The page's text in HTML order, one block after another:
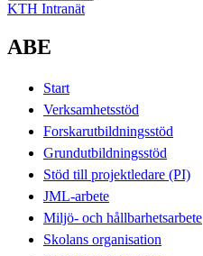
KTH Intranät
ABE
Start
Verksamhetsstöd
Forskarutbildningsstöd
Grundutbildningsstöd
Stöd till projektledare (PI)
JML-arbete
Miljö- och hållbarhetsarbete
Skolans organisation